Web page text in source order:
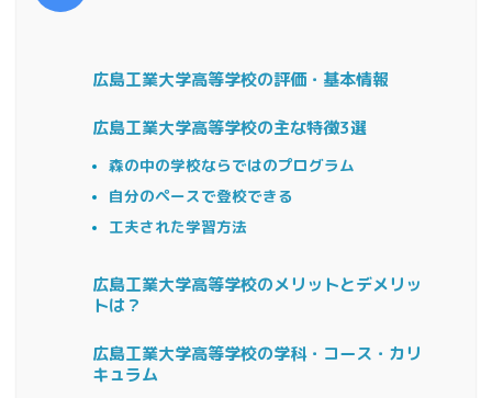
広島工業大学高等学校の評価・基本情報
広島工業大学高等学校の主な特徴3選
森の中の学校ならではのプログラム
自分のペースで登校できる
工夫された学習方法
広島工業大学高等学校のメリットとデメリッ
トは？
広島工業大学高等学校の学科・コース・カリ
キュラム